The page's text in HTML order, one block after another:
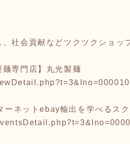
社会貢献などツクツクショッ
麺専門店】丸光製麺
ーネットebay輸出を学べるス